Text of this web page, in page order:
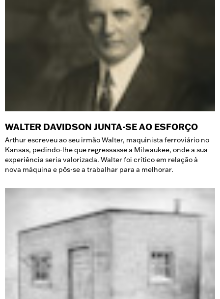
WALTER DAVIDSON JUNTA-SE AO ESFORÇO
Arthur escreveu ao seu irmão Walter, maquinista ferroviário no
Kansas, pedindo-lhe que regressasse a Milwaukee, onde a sua
experiência seria valorizada. Walter foi crítico em relação à
nova máquina e pôs-se a trabalhar para a melhorar.